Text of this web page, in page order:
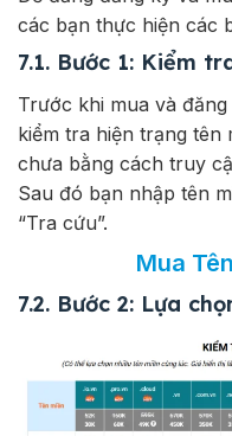
các bạn thực hiện các
7.1. Bước 1: Kiểm
Trước khi mua và
kiểm tra hiện trạng tên
chưa bằng cách truy
Sau đó bạn nhập tên
“Tra cứu”.
Mua
7.2. Bước 2: Lựa